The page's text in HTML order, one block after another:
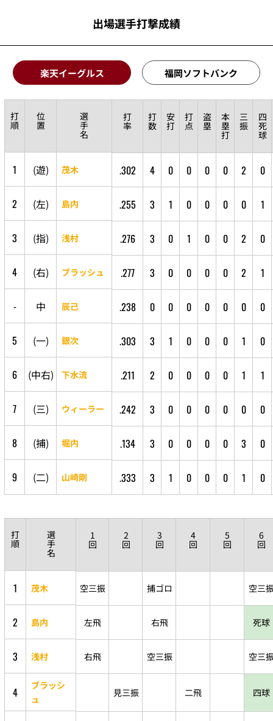
出場選手打撃成績
楽天イーグルス 福岡ソフトバンク
打
順
位
置
選
手
名
打
率
打
数
安
打
打
点
盗
塁
本
塁
打
三
振
四
死
球
1 (遊) 茂木 .302 4 0 0 0 0 2 0
2 (左) 島内 .255 3 1 0 0 0 0 1
3 (指) 浅村 .276 3 0 1 0 0 2 0
4 (右) ブラッシュ .277 3 0 0 0 0 2 1
- 中 辰己 .238 0 0 0 0 0 0 0
5 (一) 銀次 .303 3 1 0 0 0 1 0
6 (中右) 下水流 .211 2 0 0 0 0 1 1
7 (三) ウィーラー .242 3 0 0 0 0 0 0
8 (捕) 堀内 .134 3 0 0 0 0 3 0
9 (二) 山崎剛 .333 3 1 0 0 0 1 0
打
順
選
手
名
1
回
2
回
3
回
4
回
5
回
6
回
1 茂木 空三振 捕ゴロ 空三
2 島内 左飛 右飛 死球
3 浅村 右飛 空三振 空三
4
ブラッシ
ュ
見三振 二飛 四球